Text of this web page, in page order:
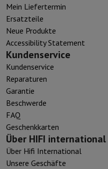
Mein Liefertermin
Ersatzteile
Neue Produkte
Accessibility Statement
Kundenservice
Kundenservice
Reparaturen
Garantie
Beschwerde
FAQ
Geschenkkarten
Über HIFI international
Über Hifi International
Unsere Geschäfte